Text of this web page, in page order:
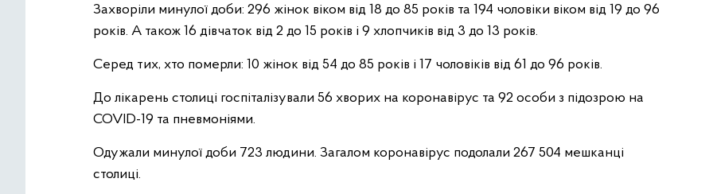
Захворіли минулої доби: 296 жінок віком від 18 до 85 років та 194 чоловіки віком від 19 до 96
років. А також 16 дівчаток від 2 до 15 років і 9 хлопчиків від 3 до 13 років.
Серед тих, хто померли: 10 жінок від 54 до 85 років і 17 чоловіків від 61 до 96 років.
До лікарень столиці госпіталізували 56 хворих на коронавірус та 92 особи з підозрою на
COVID-19 та пневмоніями.
Одужали минулої доби 723 людини. Загалом коронавірус подолали 267 504 мешканці
столиці.